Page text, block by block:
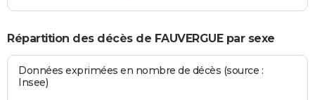
Répartition des décès de FAUVERGUE par sexe
Données exprimées en nombre de décès (source :
Insee)